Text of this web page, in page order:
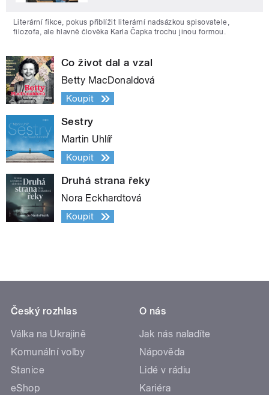
Literární fikce, pokus přiblížit literární nadsázkou spisovatele,
filozofa, ale hlavně člověka Karla Čapka trochu jinou formou.
Co život dal a vzal
Betty MacDonaldová
Koupit
Sestry
Martin Uhlíř
Koupit
Druhá strana řeky
Nora Eckhardtová
Koupit
Český rozhlas
Válka na Ukrajině
Komunální volby
Stanice
eShop
O nás
Jak nás naladíte
Nápověda
Lidé v rádiu
Kariéra